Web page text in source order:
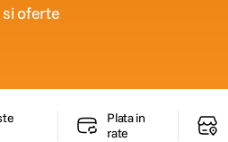
si oferte
Plata in
rate